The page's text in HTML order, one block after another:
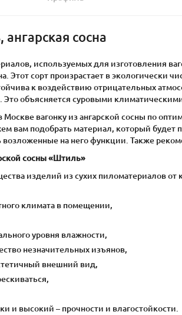
сосна
используемых для изготовления
Этот сорт произрастает в экологически
к воздействию отрицательных
Это объясняется суровыми
Москве вагонку из ангарской сосны по
вам подобрать материал, который будет
возложенные на него функции. Также
сосны «Штиль»
изделий из сухих пиломатериалов
климата в помещении,
уровня влажности,
незначительных изъянов,
внешний вид,
и высокий – прочности и влагостойкости.